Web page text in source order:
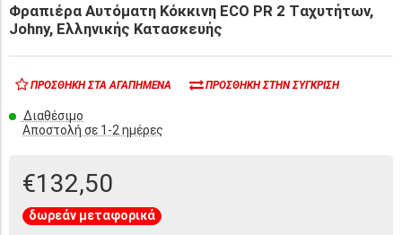
Φραπιέρα Αυτόματη Κόκκινη ΕCO PR 2 Tαχυτήτων,
Johny, Ελληνικής Κατασκευής
ΠΡΟΣΘΉΚΗ ΣΤΑ ΑΓΑΠΗΜΈΝΑ ΠΡΟΣΘΉΚΗ ΣΤΗΝ ΣΎΓΚΡΙΣΗ
Διαθέσιμο
Αποστολή σε 1-2 ημέρες
€132,50
δωρεάν μεταφορικά